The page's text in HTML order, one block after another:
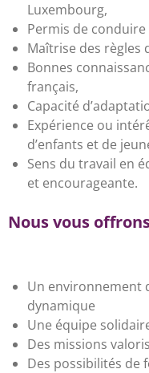
Luxembourg,
Permis de conduire
Maîtrise des règles
Bonnes
français,
Capacité
Expérience ou
d’enfants et de
Sens du travail en
et encourageante.
Nous vous
Un environnement
dynamique
Une équipe
Des missions
Des possibilités de